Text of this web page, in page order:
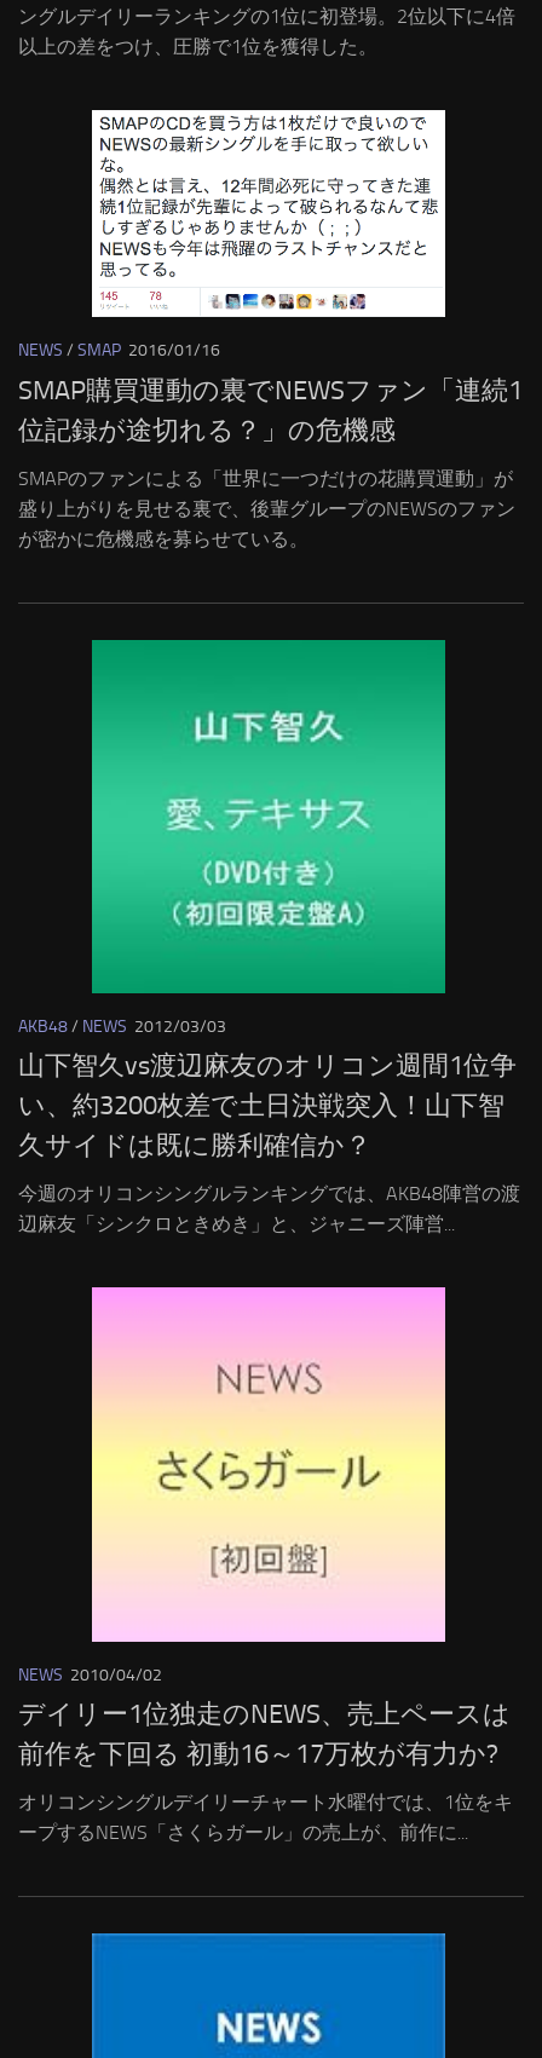
ングルデイリーランキングの1位に初登場。2位以下に4倍
以上の差をつけ、圧勝で1位を獲得した。
NEWS / SMAP 2016/01/16
SMAP購買運動の裏でNEWSファン「連続1
位記録が途切れる？」の危機感
SMAPのファンによる「世界に一つだけの花購買運動」が
盛り上がりを見せる裏で、後輩グループのNEWSのファン
が密かに危機感を募らせている。
AKB48/ NEWS 2012/03/03
山下智久vs渡辺麻友のオリコン週間1位争
い、約3200枚差で土日決戦突入！山下智
久サイドは既に勝利確信か？
今週のオリコンシングルランキングでは、AKB48陣営の渡
辺麻友「シンクロときめき」と、ジャニーズ陣営...
NEWS 2010/04/02
デイリー1位独走のNEWS、売上ペースは
前作を下回る 初動16～17万枚が有力か?
オリコンシングルデイリーチャート水曜付では、1位をキ
ープするNEWS「さくらガール」の売上が、前作に...